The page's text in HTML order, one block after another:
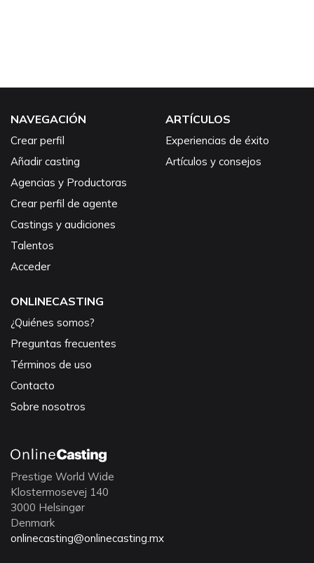
NAVEGACIÓN
Crear perfil
Añadir casting
Agencias y Productoras
Crear perfil de agente
Castings y audiciones
Talentos
Acceder
ARTÍCULOS
Experiencias de éxito
Artículos y consejos
ONLINECASTING
¿Quiénes somos?
Preguntas frecuentes
Términos de uso
Contacto
Sobre nosotros
Prestige World Wide
Klostermosevej 140
3000 Helsingør
Denmark
onlinecasting@onlinecasting.mx